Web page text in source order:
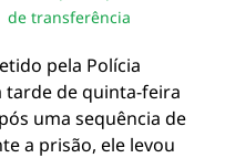
de transferência
pela Polícia
de quinta-feira
uma sequência de
a prisão, ele levou